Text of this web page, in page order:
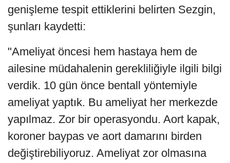
genişleme tespit ettiklerini belirten Sezgin,
şunları kaydetti:
"Ameliyat öncesi hem hastaya hem de
ailesine müdahalenin gerekliliğiyle ilgili bilgi
verdik. 10 gün önce bentall yöntemiyle
ameliyat yaptık. Bu ameliyat her merkezde
yapılmaz. Zor bir operasyondu. Aort kapak,
koroner baypas ve aort damarını birden
değiştirebiliyoruz. Ameliyat zor olmasına